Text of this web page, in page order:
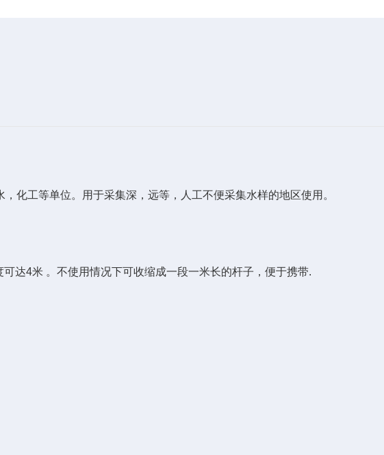
化工等单位。用于采集深，远等，人工不便采集水样的地区使用。
达4米 。不使用情况下可收缩成一段一米长的杆子，便于携带.